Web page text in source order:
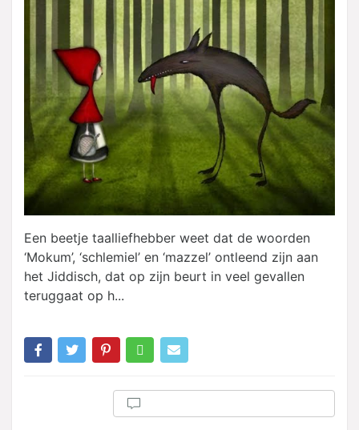
Een beetje taalliefhebber weet dat de woorden
‘Mokum’, ‘schlemiel’ en ‘mazzel’ ontleend zijn aan
het Jiddisch, dat op zijn beurt in veel gevallen
teruggaat op h...